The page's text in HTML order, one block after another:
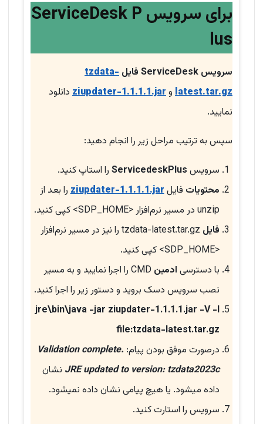
برای سرویس ServiceDesk P
lus
سرویس ServiceDesk فایل
tzdata-
latest.tar.gz وziupdater-1.1.1.1.jar دانلود
نمایید.
سپس به ترتیب مراحل زیر را انجام دهید:
سرویس ServicedeskPlus را استاپ کنید.
محتویات فایلziupdater-1.1.1.1.jarرا بعد از
unzip در مسیر نرم‌افزار <SDP_HOME> کپی کنید.
فایل
tzdata-latest.tar.gz را نیز در مسیر نرم‌افزار
<SDP_HOME> کپی کنید.
با دسترسی ادمین
CMD را اجرا نمایید و به مسیر
نصب سرویس دسک بروید و دستور زیر را اجرا کنید.
jre\bin\java -jar ziupdater-1.1.1.1.jar -V -l
file:tzdata-latest.tar.gz
درصورت موفق بودن پیام: Validation complete.
JRE updated to version: tzdata2023c نشان
داده میشود. یا هیچ پیامی نشان داده نمیشود.
سرویس را استارت کنید.